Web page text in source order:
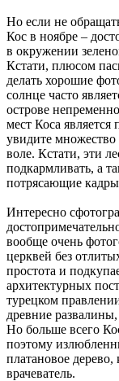
Но если не
Кос в ноябре –
в окружении
Кстати, плюсом
делать хорошие
солнце часто
острове
мест Коса
увидите
воле. Кстати, эти
подкармливать, а
потрясающие
Интересно
вообще очень
церквей без
простота и
архитектурных
турецком
древние
Но больше всего
поэтому
платановое
врачеватель.